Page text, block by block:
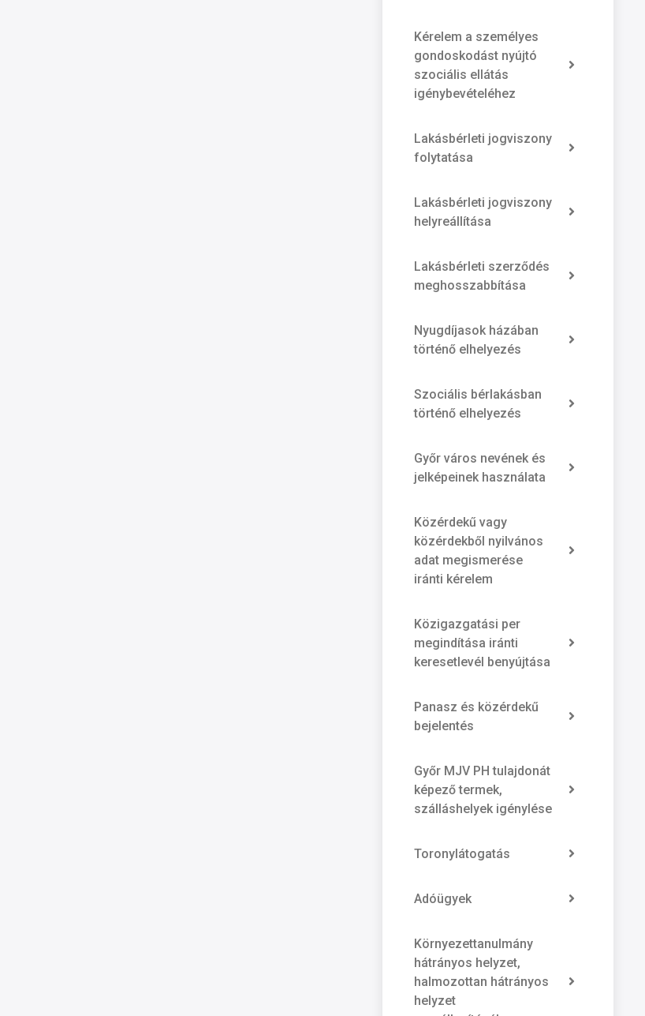
Kérelem a személyes
gondoskodást nyújtó
szociális ellátás
igénybevételéhez
Lakásbérleti jogviszony
folytatása
Lakásbérleti jogviszony
helyreállítása
Lakásbérleti szerződés
meghosszabbítása
Nyugdíjasok házában
történő elhelyezés
Szociális bérlakásban
történő elhelyezés
Győr város nevének és
jelképeinek használata
Közérdekű vagy
közérdekből nyilvános
adat megismerése
iránti kérelem
Közigazgatási per
megindítása iránti
keresetlevél benyújtása
Panasz és közérdekű
bejelentés
Győr MJV PH tulajdonát
képező termek,
szálláshelyek igénylése
Toronylátogatás
Adóügyek
Környezettanulmány
hátrányos helyzet,
halmozottan hátrányos
helyzet